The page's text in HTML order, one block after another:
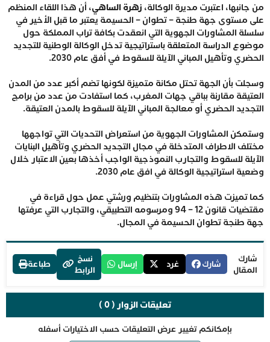
من جانبها، اعتبرت مديرة الوكالة، زهرة الساهي، أن هذا اللقاء المنظم
على مستوى جهة طنجة – تطوان – الحسيمة يعتبر ما قبل الأخير في
سلسلة المشاورات الجهوية التي انعقدت بكافة تراب المملكة حول
موضوع الدراسة المتعلقة باستراتيجية تدخل الوكالة الوطنية للتجديد
الحضري وتأهيل المباني الآيلة للسقوط في أفق عام 2030.
وسجلت بأن الجهة تحتل مكانة متميزة لكونها تضم أكبر عدد من المدن
العتيقة مقارنة بباقي جهات المغرب، كما استفادت من عدد من برامج
التجديد الحضري أو معالجة المباني الآيلة للسقوط بالمدن العتيقة.
وستمكن المشاورات الجهوية من استعراض التحديات التي تواجهها
مختلف الاطراف المتدخلة في مجال التجديد الحضري وتأهيل البنايات
الآيلة للسقوط والتجارب النموذجية الواجب أخذها بعين الاعتبار خلال
وضعية استراتيجية الوكالة في افق عام 2030.
كما تميزت هذه المشاورات بتنظيم ورشتي عمل حول قراءة في
مقتضيات قانون 12 – 94 ومرسومه التطبيقي، والتجارب التي عرفتها
جهة طنجة تطوان الحسيمة في المجال.
شارك
المقال
شارك غرد إرسال
نسخ
الرابط
طباعة
تعليقات الزوار ( 0 )
بإمكانكم تغيير عرض التعليقات حسب الاختيارات أسفله